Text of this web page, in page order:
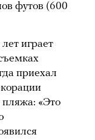
футов (600
играет
приехал
пляжа: «Это